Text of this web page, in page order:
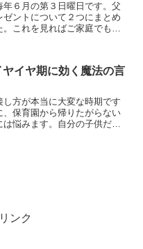
年６月の第３日曜日です。父
ゼントについて２つにまとめ
。これを見ればご家庭でも簡
ツカード・準...
ヤイヤ期に効く魔法の言
し方が本当に大変な時期です
、保育園から帰りたがらない
は悩みます。自分の子供だ
ンク